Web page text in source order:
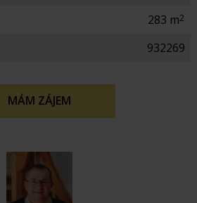
283 m2
932269
MÁM ZÁJEM